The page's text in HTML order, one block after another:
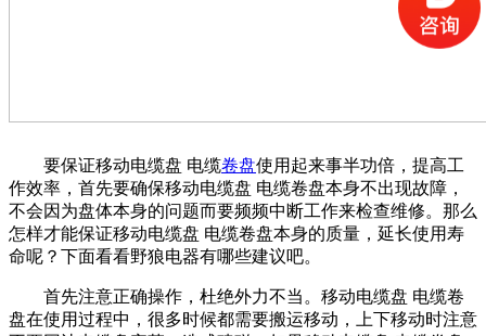
要保证移动电缆盘 电缆卷盘使用起来事半功倍，提高工
作效率，首先要确保移动电缆盘 电缆卷盘本身不出现故障，
不会因为盘体本身的问题而要频频中断工作来检查维修。那么
怎样才能保证移动电缆盘 电缆卷盘本身的质量，延长使用寿
命呢？下面看看野狼电器有哪些建议吧。
首先注意正确操作，杜绝外力不当。移动电缆盘 电缆卷
盘在使用过程中，很多时候都需要搬运移动，上下移动时注意